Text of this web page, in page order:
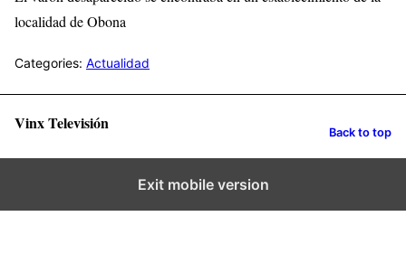
localidad de Obona
Categories: Actualidad
Vinx Televisión Back to top
Exit mobile version